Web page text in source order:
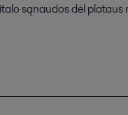
sąnaudos dėl plataus